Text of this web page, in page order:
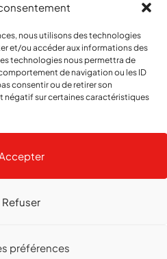
nous utilisons des technologies
et/ou accéder aux informations des
technologies nous permettra de
de navigation ou les ID
consentir ou de retirer son
négatif sur certaines caractéristiques
Accepter
Refuser
préférences